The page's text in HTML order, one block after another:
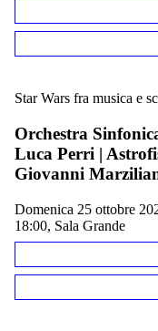
Star Wars fra musica e
Orchestra
Luca Perri |
Giovanni
domenica 25 ottobre
18:00, Sala Grande